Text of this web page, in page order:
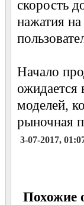
скорость
нажатия
Начало
ожидается
моделей,
рыночная
3-07-2017,
Похожие